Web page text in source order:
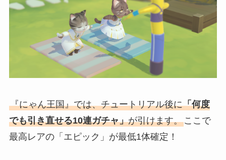
『にゃん王国』では、チュートリアル後に「何度
でも引き直せる10連ガチャ」が引けます。ここで
最高レアの「エピック」が最低1体確定！